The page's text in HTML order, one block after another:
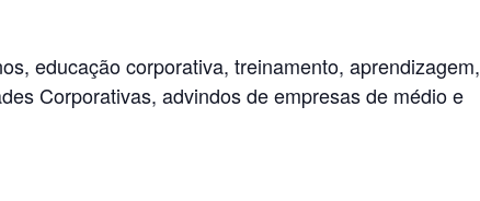
educação corporativa, treinamento, aprendizagem,
Corporativas, advindos de empresas de médio e